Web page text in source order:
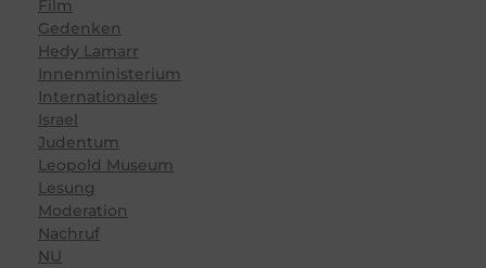
Film
Gedenken
Hedy Lamarr
Innenministerium
Internationales
Israel
Judentum
Leopold Museum
Lesung
Moderation
Nachruf
NU